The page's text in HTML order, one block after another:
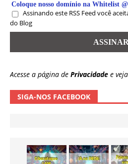
Coloque nosso domínio na Whitelist
Assinando este RSS Feed você
do Blog
Acesse a página de Privacidade e
SIGA-NOS FACEBOOK